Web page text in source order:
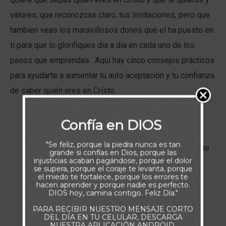
valores, que reconozcas claro, tus limitaciones, pero que
tambien veas los maravillosos dones que el ha puesto en
ti para que lo glorifiques dia a dia en cada uno de los
pasos que emprendas. Aquí hay cinco consejos prácticos
para ayudarte a aumentar tu auto aceptación y tu confianza
de saber quién eres en Cristo.
Nunca hables negativamente sobre ti. La
comunicación de tu fe se hace efectiva al
reconocer cada cosa buena en ti a través de
Cristo Jesús, no enfocándote en tus
debilidades y defectos.
Evita compararte con los demás. Peter se
encontró con este obstáculo cuando se
Confía en DIOS
"Se feliz, porque la piedra nunca es tan
grande si confías en Dios, porque las
injusticias acaban pagándose, porque el dolor
se supera, porque el coraje te levanta, porque
el miedo te fortalece, porque los errores te
hacen aprender y porque nadie es perfecto.
DIOS hoy, camina contigo. Feliz Día."
PARA RECIBIR NUESTRO MENSAJE CORTO
DEL DÍA EN TU CELULAR, DESCARGA